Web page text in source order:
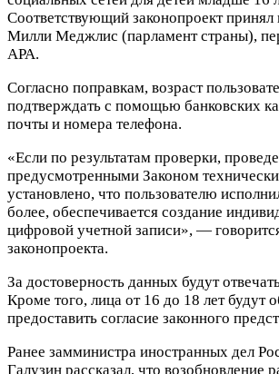
Соответствующий законопроект
Милли Меджлис (парламент страны),
APA.
Согласно поправкам, возраст
подтверждать с помощью банковских
почты и номера телефона.
«Если по результатам проверки,
предусмотренными Законом
установлено, что пользователю
более, обеспечивается создание
цифровой учетной записи», —
законопроекта.
За достоверность данных будут
Кроме того, лица от 16 до 18 лет будут
предоставить согласие законного
Ранее замминистра иностранных дел
Галузин рассказал, что возобновление